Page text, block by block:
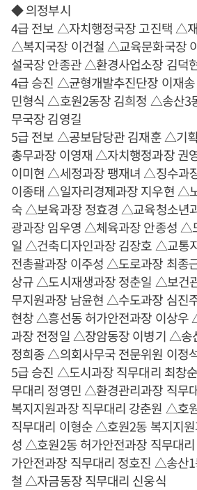
◆ 의정부시
4급 전보 △자치행정국장 고진택 △
△복지국장 이건철 △교육문화국장
설국장 안종관 △환경사업소장 김덕
4급 승진 △균형개발추진단장 이재
민형식 △호원2동장 김희정 △송산3
무국장 김영길
5급 전보 △공보담당관 김재훈 △기
총무과장 이영재 △자치행정과장 권
이미현 △세정과장 팽재녀 △징수과
이종태 △일자리경제과장 지우현 △
숙 △보육과장 정효경 △교육청소년
광과장 임우영 △체육과장 안종성 △
일 △건축디자인과장 김장호 △교통
전총괄과장 이주성 △도로과장 최종
상규 △도시재생과장 정춘일 △보건
무지원과장 남윤현 △수도과장 심진
현창 △흥선동 허가안전과장 이상우
과장 전정일 △장암동장 이병기 △송
정희종 △의회사무국 전문위원 이정
5급 승진 △도시과장 직무대리 최창
무대리 정영민 △환경관리과장 직무
복지지원과장 직무대리 강춘원 △호
직무대리 이형순 △호원2동 복지지
성 △호원2동 허가안전과장 직무대
가안전과장 직무대리 정호진 △송산
철 △자금동장 직무대리 신웅식